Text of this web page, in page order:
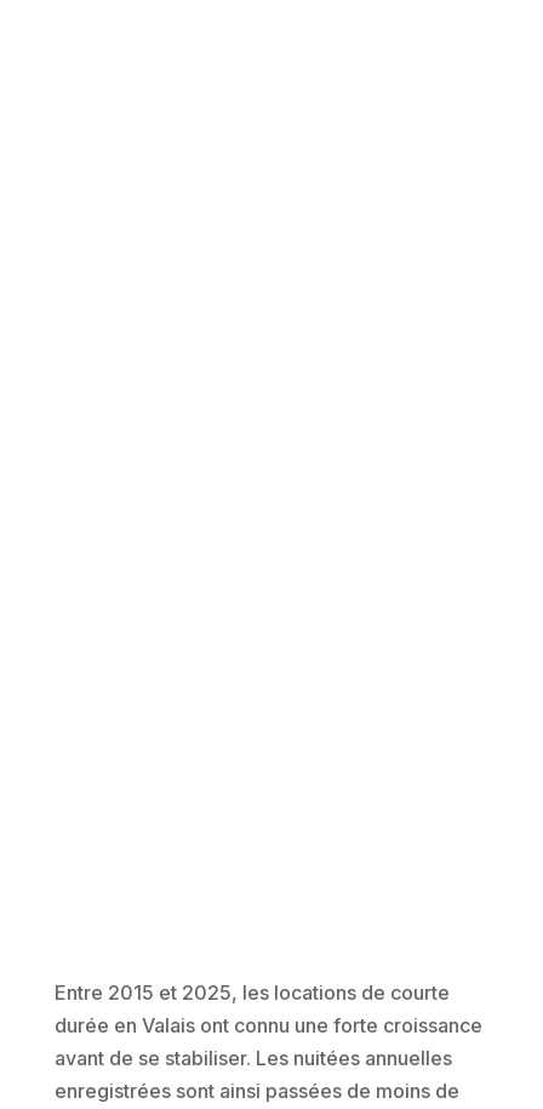
Entre 2015 et 2025, les locations de courte
durée en Valais ont connu une forte croissance
avant de se stabiliser. Les nuitées annuelles
enregistrées sont ainsi passées de moins de